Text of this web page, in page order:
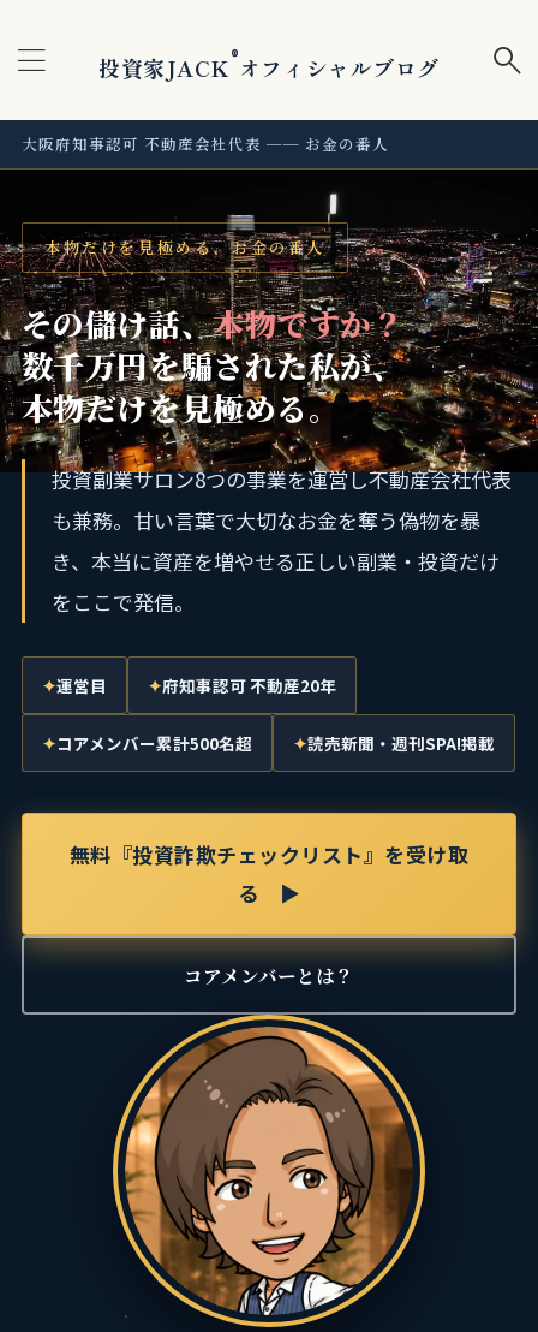
投資家JACK®オフィシャルブログ
大阪府知事認可 不動産会社代表 ── お金の番人
本物だけを見極める、お金の番人
その儲け話、本物ですか？
数千万円を騙された私が、
本物だけを見極める。
投資副業サロン8つの事業を運営し不動産会社代表
も兼務。 甘い言葉で大切なお金を奪う偽物を暴
き、本当に資産を増やせる正しい副業・投資だけ
をここで発信。
運営目 府知事認可 不動産20年
コアメンバー累計500名超 読売新聞・週刊SPA!掲載
無料『投資詐欺チェックリスト』を受け取
る ▶
コアメンバーとは？